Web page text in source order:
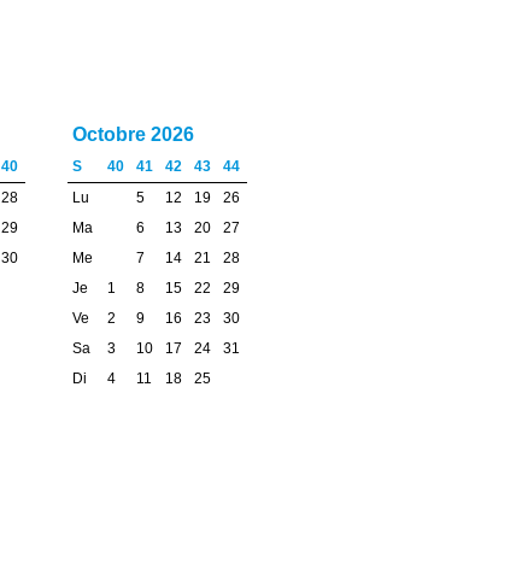
40
28
29
30
Octobre 2026
S 40 41 42 43
44
Lu
5 12 19
26
Ma
6 13 20
27
Me
7 14 21
28
Je
1 8 15 22
29
Ve
2 9 16 23
30
Sa
3 10 17 24
31
Di
4 11 18 25